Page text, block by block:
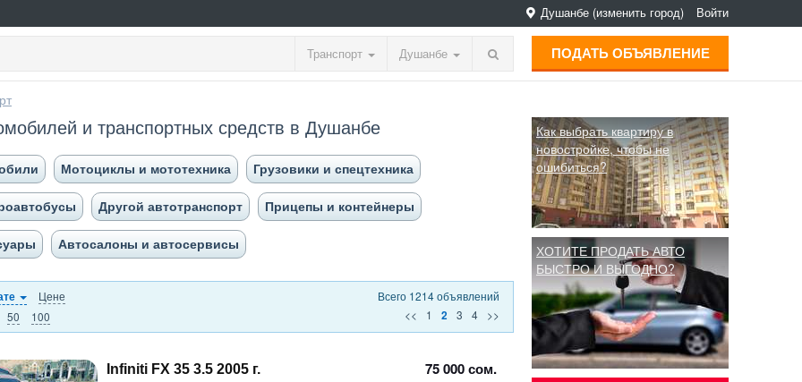
Душанбе (изменить город) Войти
Транспорт Душанбе ПОДАТЬ ОБЪЯВЛЕНИЕ
и транспортных средств в Душанбе
Мотоциклы и мототехника Грузовики и спецтехника
Другой автотранспорт Прицепы и контейнеры
Автосалоны и автосервисы
Цене
50
100
Всего 1214 объявлений
<<
1 2 3 4 >>
75 000 сом.
Infiniti FX 35 3.5 2005 г.
Как выбрать квартиру в
новостройке, чтобы не
ошибиться?
ХОТИТЕ ПРОДАТЬ АВТО
БЫСТРО И ВЫГОДНО?